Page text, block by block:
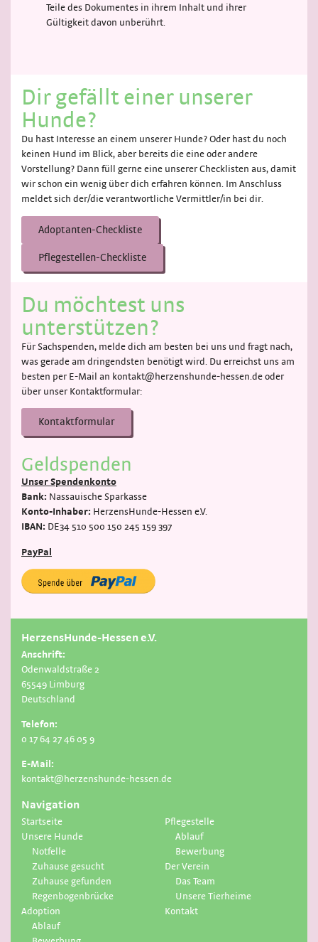
Teile des Dokumentes in ihrem Inhalt und ihrer
Gültigkeit davon unberührt.
Dir gefällt einer unserer
Hunde?
Du hast Interesse an einem unserer Hunde? Oder hast du noch
keinen Hund im Blick, aber bereits die eine oder andere
Vorstellung? Dann füll gerne eine unserer Checklisten aus, damit
wir schon ein wenig über dich erfahren können. Im Anschluss
meldet sich der/die verantwortliche Vermittler/in bei dir.
Adoptanten-Checkliste
Pflegestellen-Checkliste
Du möchtest uns
unterstützen?
Für Sachspenden, melde dich am besten bei uns und fragt nach,
was gerade am dringendsten benötigt wird. Du erreichst uns am
besten per E-Mail an kontakt@herzenshunde-hessen.de oder
über unser Kontaktformular:
Kontaktformular
Geldspenden
Unser Spendenkonto
Bank: Nassauische Sparkasse
Konto-Inhaber: HerzensHunde-Hessen e.V.
IBAN: DE34 510 500 150 245 159 397
PayPal
HerzensHunde-Hessen e.V.
Anschrift:
Odenwaldstraße 2
65549 Limburg
Deutschland
Telefon:
0 17 64 27 46 05 9
E-Mail:
kontakt@herzenshunde-hessen.de
Navigation
Startseite
Unsere Hunde
Notfelle
Zuhause gesucht
Zuhause gefunden
Regenbogenbrücke
Adoption
Ablauf
Pflegestelle
Ablauf
Bewerbung
Der Verein
Das Team
Unsere Tierheime
Kontakt